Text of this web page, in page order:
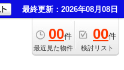
最終更新：2026年08月08日
00件
最近見た物件
00件
検討リスト